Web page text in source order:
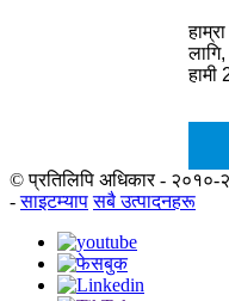
हामी
© प्रतिलिपि अधिकार - २०१०-
-साइटम्याप सबै उत्पादनहरू